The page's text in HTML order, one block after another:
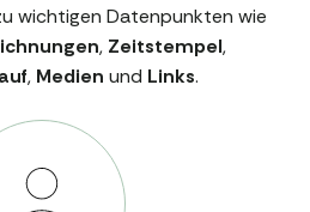
wichtigen Datenpunkten wie
, Zeitstempel,
, Medien und Links.